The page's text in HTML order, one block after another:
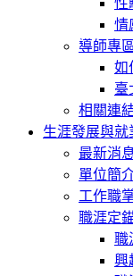
情
導師專區
如
臺
相關連
生涯發展與就
最新消
單位簡
工作職
職涯定
職
興